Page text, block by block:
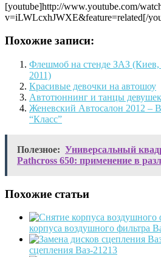
[youtube]http://www.youtube.com/
v=iLWLcxhJWXE&feature=related[/
Похожие записи:
Флешмоб на стенде ЗАЗ
2011)
Красивые девочки на автошоу
Автотюннинг и танцы девушек
Женевский Автосалон 2012 –
“Класс”
Полезное: Универсальный
Pathcross 650: применение в
Похожие статьи
корпуса воздушного фильтра
сцепления Ваз-21213